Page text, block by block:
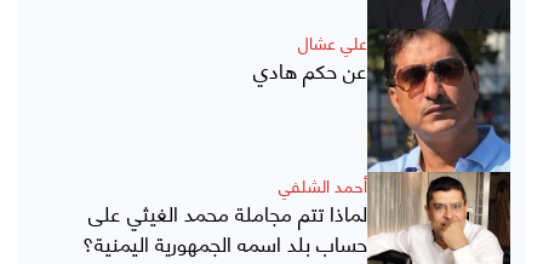
علي عشال
عن حكم هادي
أحمد الشلفي
لماذا تتم مجاملة محمد الغيثي على
حساب بلد اسمه الجمهورية اليمنية؟